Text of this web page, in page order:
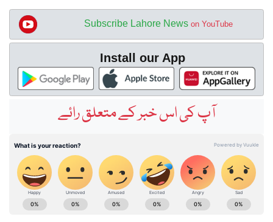
Subscribe Lahore News on YouTube
Install our App
آپ کی اس خبر کے متعلق رائے